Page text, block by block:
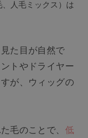
人毛ミックス）は
た目が自然で
トやドライヤー
が、ウィッグの
毛のことで、 低